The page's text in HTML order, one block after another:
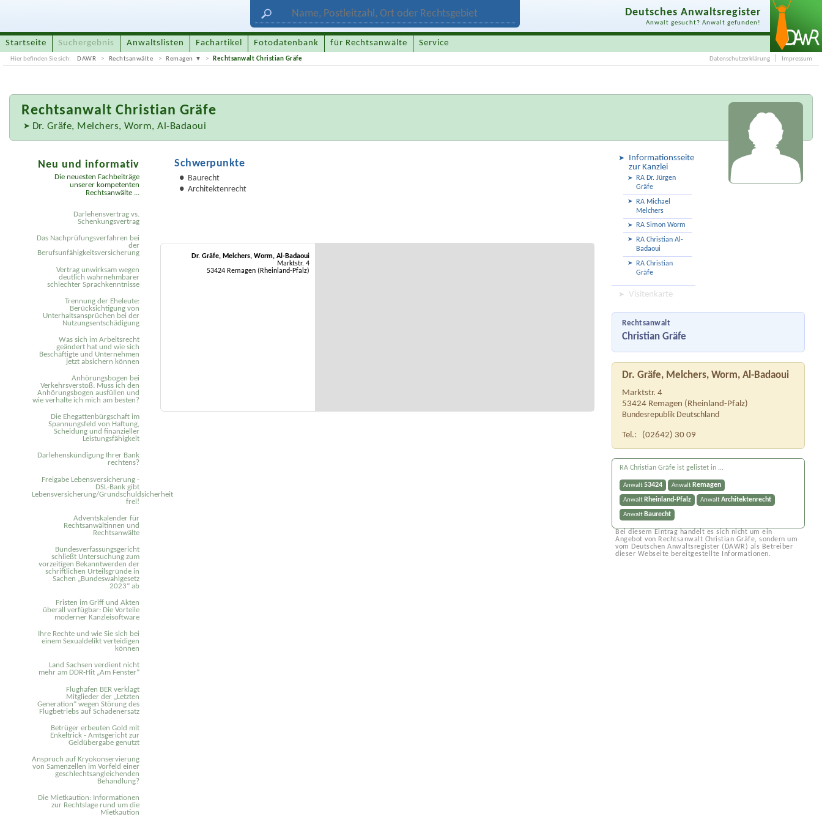
Deutsches Anwaltsregister
Anwalt gesucht? Anwalt gefunden!
Startseite Suchergebnis Anwaltslisten Fachartikel Fotodatenbank für Rechtsanwälte Service
Hier befinden Sie sich: DAWR Rechtsanwälte Remagen Rechtsanwalt Christian Gräfe Datenschutzerklärung Impressum
RechtsanwaltChristian Gräfe
Dr. Gräfe, Melchers, Worm, Al-Badaoui
Informationsseite
zur Kanzlei
RA Dr. Jürgen
Gräfe
RA Michael
Melchers
RA Simon Worm
RA Christian Al-
Badaoui
RA Christian
Gräfe
Visitenkarte
Rechtsanwalt
Christian Gräfe
Dr. Gräfe, Melchers, Worm, Al-Badaoui
Marktstr. 4
53424 Remagen ( Rheinland-Pfalz)
Bundesrepublik Deutschland
Tel.: (02642) 30 09
RA Christian Gräfe ist gelistet in ...
Anwalt53424 Anwalt Remagen
Anwalt Rheinland-Pfalz AnwaltArchitektenrecht
Anwalt Baurecht
Bei diesem Eintrag handelt es sich nicht um ein
Angebot von Rechtsanwalt Christian Gräfe, sondern um
vom Deutschen Anwaltsregister (DAWR) als Betreiber
dieser Webseite bereitgestellte Informationen.
Schwerpunkte
Baurecht
Architektenrecht
Dr. Gräfe, Melchers, Worm, Al-Badaoui
Marktstr. 4
53424 Remagen (Rheinland-Pfalz)
Neu und informativ
Die neuesten Fachbeiträge
unserer kompetenten
Rechtsanwälte ...
Darlehensvertrag vs.
Schenkungsvertrag
Das Nachprüfungsverfahren bei
der
Berufsunfähigkeitsversicherung
Vertrag unwirksam wegen
deutlich wahrnehmbarer
schlechter Sprachkenntnisse
Trennung der Eheleute:
Berücksichtigung von
Unterhaltsansprüchen bei der
Nutzungsentschädigung
Was sich im Arbeitsrecht
geändert hat und wie sich
Beschäftigte und Unternehmen
jetzt absichern können
Anhörungsbogen bei
Verkehrsverstoß: Muss ich den
Anhörungsbogen ausfüllen und
wie verhalte ich mich am besten?
Die Ehegattenbürgschaft im
Spannungsfeld von Haftung,
Scheidung und finanzieller
Leistungsfähigkeit
Darlehenskündigung Ihrer Bank
rechtens?
Freigabe Lebensversicherung -
DSL-Bank gibt
Lebensversicherung/Grundschuldsicherheit
frei!
Adventskalender für
Rechtsanwältinnen und
Rechtsanwälte
Bundesverfassungsgericht
schließt Untersuchung zum
vorzeitigen Bekanntwerden der
schriftlichen Urteilsgründe in
Sachen „Bundeswahlgesetz
2023“ ab
Fristen im Griff und Akten
überall verfügbar: Die Vorteile
moderner Kanzleisoftware
Ihre Rechte und wie Sie sich bei
einem Sexual­delikt verteidigen
können
Land Sachsen verdient nicht
mehr am DDR-Hit „Am Fenster“
Flughafen BER verklagt
Mitglieder der „Letzten
Generation“ wegen Störung des
Flugbetriebs auf Schadenersatz
Betrüger erbeuten Gold mit
Enkeltrick - Amtsgericht zur
Geldübergabe genutzt
Anspruch auf Kryokonservierung
von Samenzellen im Vorfeld einer
geschlechtsangleichenden
Behandlung?
Die Mietkaution: Informationen
zur Rechtslage rund um die
Mietkaution